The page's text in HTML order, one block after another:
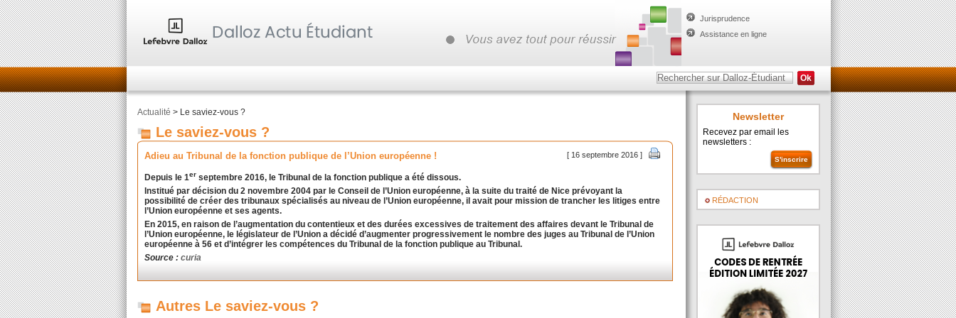
Jurisprudence
Assistance en ligne
Actualité > Le saviez-vous ?
Le saviez-vous ?
[ 16 septembre 2016 ]
Adieu au Tribunal de la fonction publique de l’Union européenne !
Depuis le 1er septembre 2016, le Tribunal de la fonction publique a été dissous.
Institué par décision du 2 novembre 2004 par le Conseil de l’Union européenne, à la suite du traité de Nice prévoyant la
possibilité de créer des tribunaux spécialisés au niveau de l’Union européenne, il avait pour mission de trancher les litiges entre
l’Union européenne et ses agents.
En 2015, en raison de l’augmentation du contentieux et des durées excessives de traitement des affaires devant le Tribunal de
l’Union européenne, le législateur de l’Union a décidé d’augmenter progressivement le nombre des juges au Tribunal de l’Union
européenne à 56 et d’intégrer les compétences du Tribunal de la fonction publique au Tribunal.
Source :curia
Autres Le saviez-vous ?
Newsletter
Recevez par email les
newsletters :
RÉDACTION